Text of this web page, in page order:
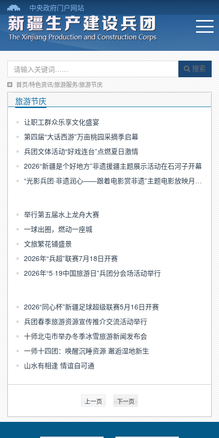
中央政府门户网站
搜索
首页/特色资讯/旅游服务/旅游节庆
旅游节庆
让职工群众乐享文化盛宴
第四届“大话西游”万亩桃园采摘季启幕
兵团文体活动“好戏连台”点燃夏日激情
2026“新疆是个好地方”非遗援疆主题展示活动在石河子开幕
“光影兵团·非遗润心——跟着电影赏非遗”主题电影放映月活动启动
举行第五届水上龙舟大赛
一球出圈，燃动一座城
文旅繁花铺盛景
2026年“兵超”联赛7月18日开赛
2026年“5·19中国旅游日”兵团分会场活动举行
2026“同心杯”新疆足球超级联赛5月16日开赛
兵团春季旅游资源宣传推介交流活动举行
十师北屯市举办冬季冰雪旅游新闻发布会
一师十四团：唤醒沉睡资源 邂逅湿地新生
山水有相逢 情谊自可通
上一页 下一页